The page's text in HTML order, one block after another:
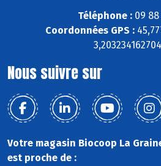
Téléphone : 09 88
Coordonnées GPS :
Nous suivre sur
Votre magasin Biocoop La
est proche de :